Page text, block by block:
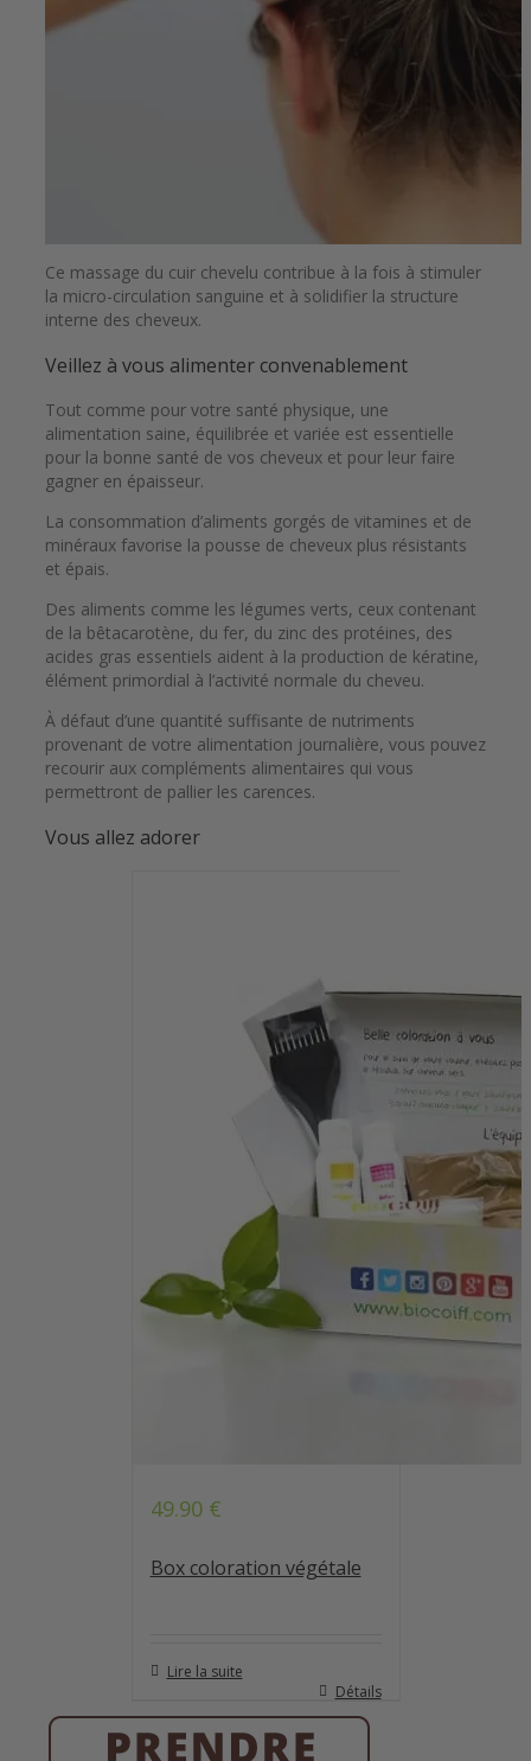
Ce massage du cuir chevelu contribue à la fois à stimuler
la micro-circulation sanguine et à solidifier la structure
interne des cheveux.
Veillez à vous alimenter convenablement
Tout comme pour votre santé physique, une
alimentation saine, équilibrée et variée est essentielle
pour la bonne santé de vos cheveux et pour leur faire
gagner en épaisseur.
La consommation d’aliments gorgés de vitamines et de
minéraux favorise la pousse de cheveux plus résistants
et épais.
Des aliments comme les légumes verts, ceux contenant
de la bêtacarotène, du fer, du zinc des protéines, des
acides gras essentiels aident à la production de kératine,
élément primordial à l’activité normale du cheveu.
À défaut d’une quantité suffisante de nutriments
provenant de votre alimentation journalière, vous pouvez
recourir aux compléments alimentaires qui vous
permettront de pallier les carences.
Vous allez adorer
49.90 €
Box coloration végétale
Lire la suite
Détails